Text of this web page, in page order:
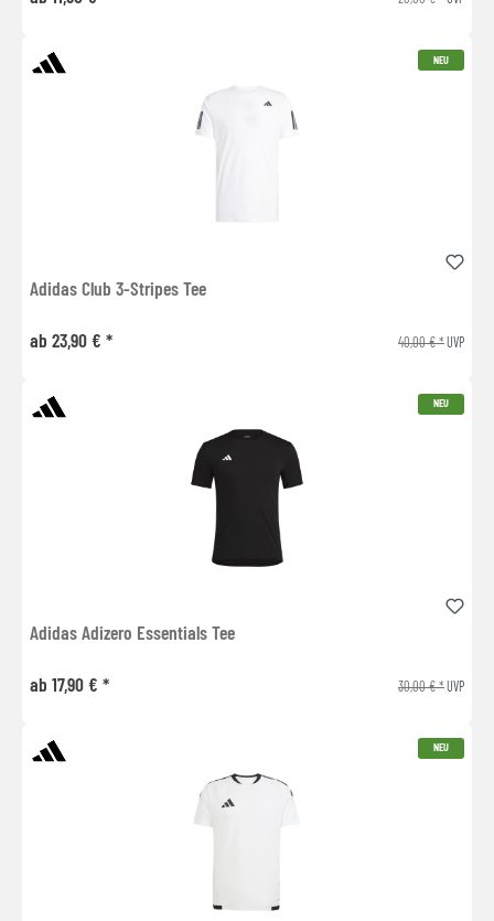
NEU
Adidas Club 3-Stripes Tee
ab 23,90 € * 40,00 € *UVP
NEU
Adidas Adizero Essentials Tee
ab 17,90 € * 30,00 € *UVP
NEU